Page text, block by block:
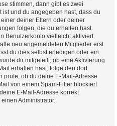
stimmen, dann gibt es zwei
ist und du angegeben hast, dass du
deiner Eltern oder deiner
folgen, die du erhalten hast.
Benutzerkonto vielleicht aktiviert
neu angemeldeten Mitglieder erst
du dies selbst erledigen oder ein
dir mitgeteilt, ob eine Aktivierung
erhalten hast, folge den dort
prüfe, ob du deine E-Mail-Adresse
von einem Spam-Filter blockiert
E-Mail-Adresse korrekt
Administrator.